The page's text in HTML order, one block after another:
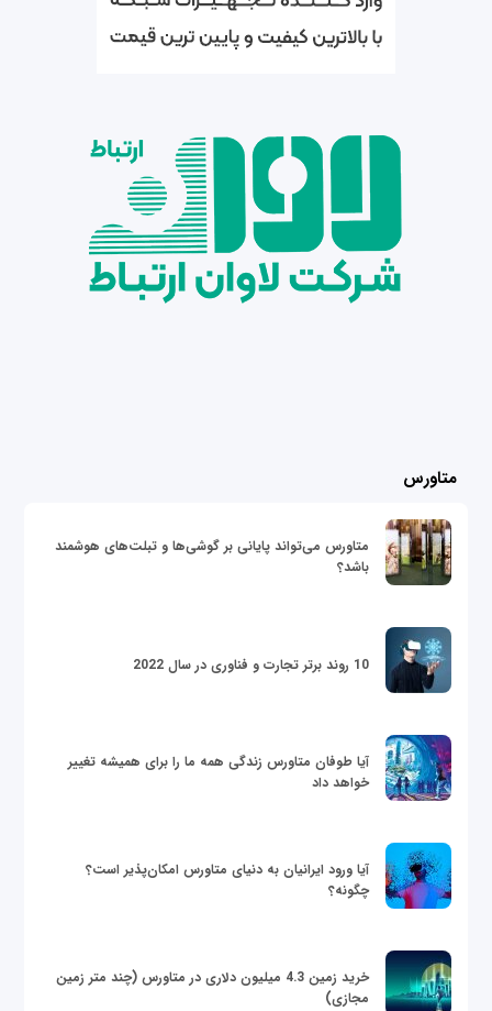
متاورس
متاورس می‌تواند پایانی بر گوشی‌ها و تبلت‌های هوشمند
باشد؟
10 روند برتر تجارت و فناوری در سال 2022
آیا طوفان متاورس زندگی همه ما را برای همیشه تغییر
خواهد داد
آیا ورود ایرانیان به دنیای متاورس امکان‌پذیر است؟
چگونه؟
خرید زمین 4.3 میلیون دلاری در متاورس (چند متر زمین
مجازی)